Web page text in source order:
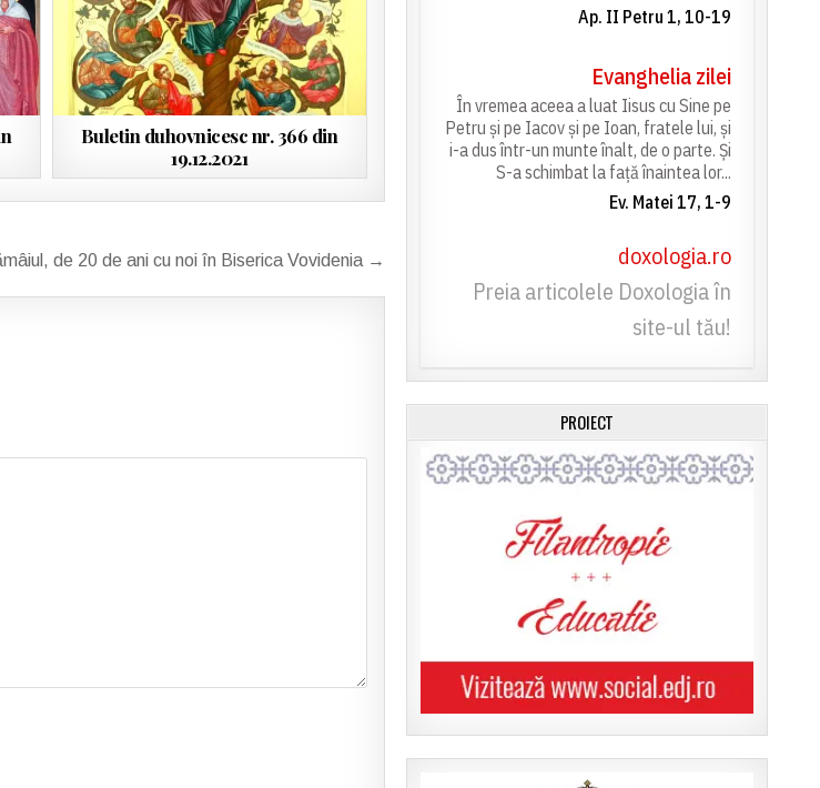
Buletin duhovnicesc nr. 366 din
19.12.2021
de 20 de ani cu noi în Biserica Vovidenia →
Ap. II Petru 1, 10-19
Evanghelia zilei
În vremea aceea a luat Iisus cu Sine pe
Petru și pe Iacov și pe Ioan, fratele lui, și
i-a dus într-un munte înalt, de o parte. Și
S-a schimbat la față înaintea lor...
Ev. Matei 17, 1-9
doxologia.ro
Preia articolele Doxologia în
site-ul tău!
PROIECT